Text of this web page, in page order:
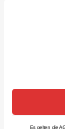
Es gelten die